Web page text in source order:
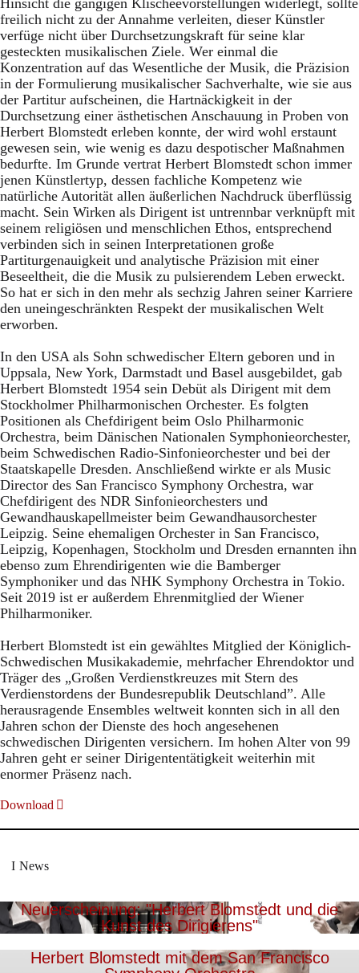
Hinsicht die gängigen Klischeevorstellungen widerlegt, sollte
freilich nicht zu der Annahme verleiten, dieser Künstler
verfüge nicht über Durchsetzungskraft für seine klar
gesteckten musikalischen Ziele. Wer einmal die
Konzentration auf das Wesentliche der Musik, die Präzision
in der Formulierung musikalischer Sachverhalte, wie sie aus
der Partitur aufscheinen, die Hartnäckigkeit in der
Durchsetzung einer ästhetischen Anschauung in Proben von
Herbert Blomstedt erleben konnte, der wird wohl erstaunt
gewesen sein, wie wenig es dazu despotischer Maßnahmen
bedurfte. Im Grunde vertrat Herbert Blomstedt schon immer
jenen Künstlertyp, dessen fachliche Kompetenz wie
natürliche Autorität allen äußerlichen Nachdruck überflüssig
macht. Sein Wirken als Dirigent ist untrennbar verknüpft mit
seinem religiösen und menschlichen Ethos, entsprechend
verbinden sich in seinen Interpretationen große
Partiturgenauigkeit und analytische Präzision mit einer
Beseeltheit, die die Musik zu pulsierendem Leben erweckt.
So hat er sich in den mehr als sechzig Jahren seiner Karriere
den uneingeschränkten Respekt der musikalischen Welt
erworben.
In den USA als Sohn schwedischer Eltern geboren und in
Uppsala, New York, Darmstadt und Basel ausgebildet, gab
Herbert Blomstedt 1954 sein Debüt als Dirigent mit dem
Stockholmer Philharmonischen Orchester. Es folgten
Positionen als Chefdirigent beim Oslo Philharmonic
Orchestra, beim Dänischen Nationalen Symphonieorchester,
beim Schwedischen Radio-Sinfonieorchester und bei der
Staatskapelle Dresden. Anschließend wirkte er als Music
Director des San Francisco Symphony Orchestra, war
Chefdirigent des NDR Sinfonieorchesters und
Gewandhauskapellmeister beim Gewandhausorchester
Leipzig. Seine ehemaligen Orchester in San Francisco,
Leipzig, Kopenhagen, Stockholm und Dresden ernannten ihn
ebenso zum Ehrendirigenten wie die Bamberger
Symphoniker und das NHK Symphony Orchestra in Tokio.
Seit 2019 ist er außerdem Ehrenmitglied der Wiener
Philharmoniker.
Herbert Blomstedt ist ein gewähltes Mitglied der Königlich-
Schwedischen Musikakademie, mehrfacher Ehrendoktor und
Träger des „Großen Verdienstkreuzes mit Stern des
Verdienstordens der Bundesrepublik Deutschland”. Alle
herausragende Ensembles weltweit konnten sich in all den
Jahren schon der Dienste des hoch angesehenen
schwedischen Dirigenten versichern. Im hohen Alter von 99
Jahren geht er seiner Dirigententätigkeit weiterhin mit
enormer Präsenz nach.
Download
News
Neuerscheinung: "Herbert Blomstedt und die
Kunst des Dirigierens"
Herbert Blomstedt mit dem San Francisco